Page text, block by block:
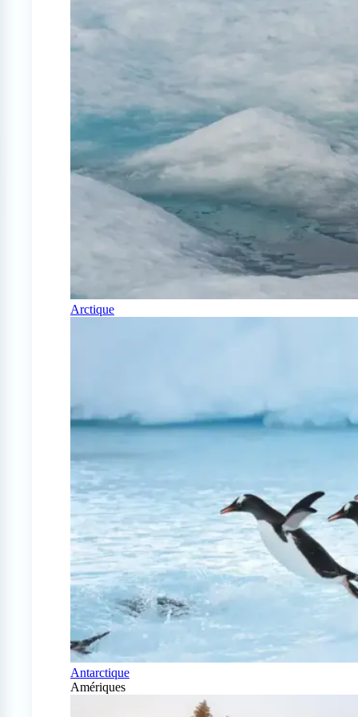
Arctique
Antarctique
Amériques